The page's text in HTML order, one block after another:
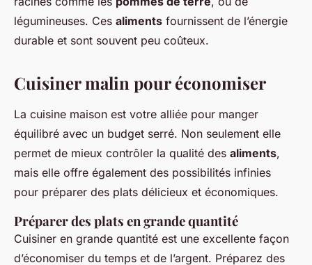
légumineuses. Ces aliments fournissent de l’énergie
durable et sont souvent peu coûteux.
Cuisiner malin pour économiser
La cuisine maison est votre alliée pour manger
équilibré avec un budget serré. Non seulement elle
permet de mieux contrôler la qualité des aliments,
mais elle offre également des possibilités infinies
pour préparer des plats délicieux et économiques.
Préparer des plats en grande quantité
Cuisiner en grande quantité est une excellente façon
d’économiser du temps et de l’argent. Préparez des